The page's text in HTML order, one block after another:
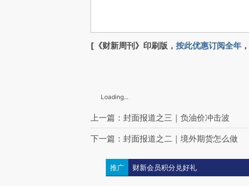
[《财新周刊》印刷版， 按此优惠订阅全年 ，
Loading...
上一篇：封面报道之三｜负油价冲击波
下一篇：封面报道之二｜境外期货怎么做
推广 财新会员积分兑好礼